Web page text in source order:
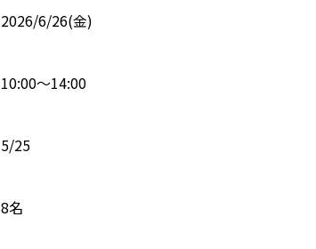
2026/6/26(金)
10:00～14:00
5/25
8名